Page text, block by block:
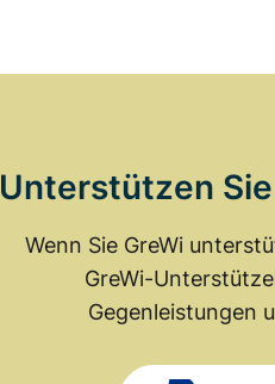
Unterstützen
Wenn Sie GreWi
GreWi-
Gegenleistungen